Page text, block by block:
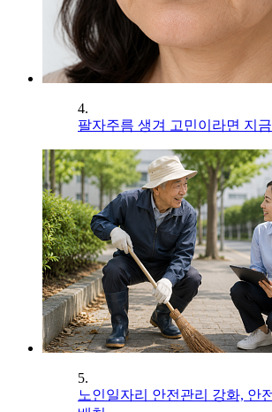
4.
팔자주름 생겨 고민이라면 지
5.
노인일자리 안전관리 강화, 안